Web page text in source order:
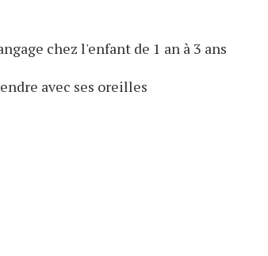
chez l'enfant de 1 an à 3 ans
avec ses oreilles